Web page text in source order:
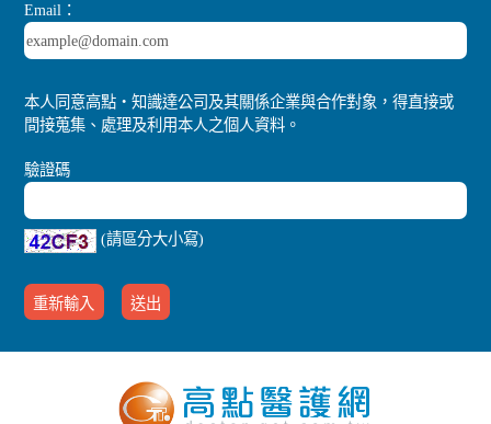
Email：
本人同意高點‧知識達公司及其關係企業與合作對象，得直接或
間接蒐集、處理及利用本人之個人資料。
驗證碼
(請區分大小寫)